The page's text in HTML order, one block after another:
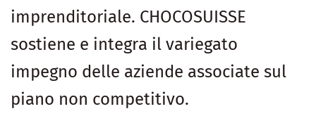
imprenditoriale. CHOCOSUISSE
sostiene e integra il variegato
impegno delle aziende associate sul
piano non competitivo.